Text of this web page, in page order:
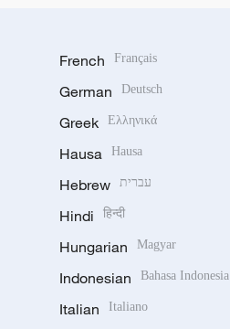
French Français
German Deutsch
Greek Ελληνικά
Hausa Hausa
Hebrew עברית
Hindi हिन्दी
Hungarian Magyar
Indonesian Bahasa Indonesia
Italian Italiano